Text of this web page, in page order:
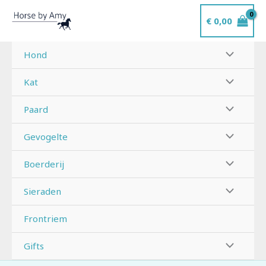
naar
inhoud
€0,00
Hond
Kat
Paard
Gevogelte
Boerderij
Sieraden
Frontriem
Gifts